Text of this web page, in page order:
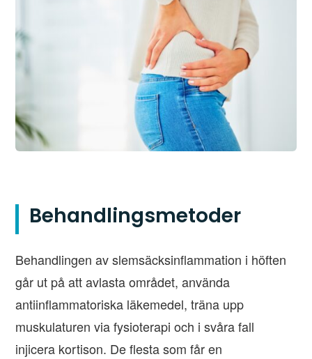
Behandlingsmetoder
Behandlingen av slemsäcksinflammation i höften
går ut på att avlasta området, använda
antiinflammatoriska läkemedel, träna upp
muskulaturen via fysioterapi och i svåra fall
injicera kortison. De flesta som får en